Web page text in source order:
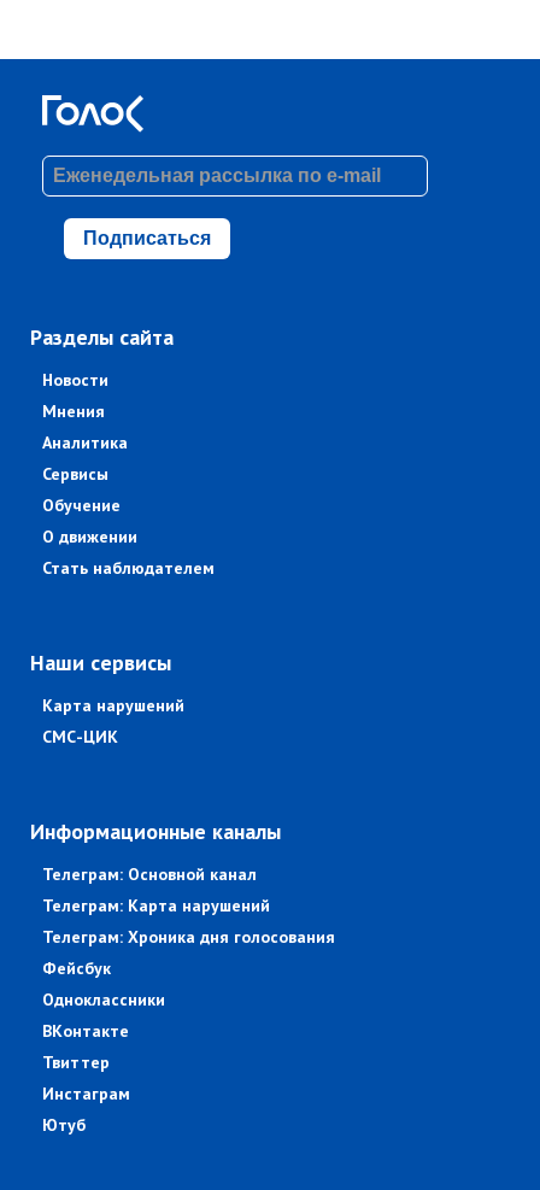
Подписаться
Разделы сайта
Новости
Мнения
Аналитика
Сервисы
Обучение
О движении
Стать наблюдателем
Наши сервисы
Карта нарушений
СМС-ЦИК
Информационные каналы
Телеграм: Основной канал
Телеграм: Карта нарушений
Телеграм: Хроника дня голосования
Фейсбук
Одноклассники
ВКонтакте
Твиттер
Инстаграм
Ютуб